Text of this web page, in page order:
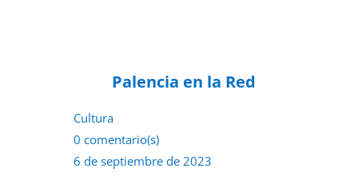
Palencia en la Red
Cultura
0 comentario(s)
6 de septiembre de 2023